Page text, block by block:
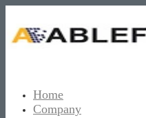
Home
Company